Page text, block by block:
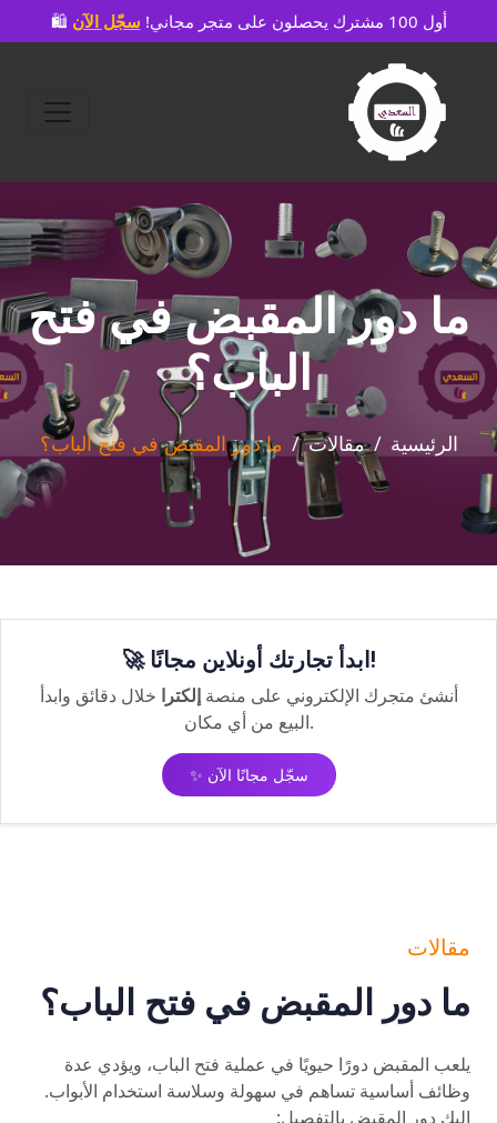
🛍️ أول 100 مشترك يحصلون على متجر مجاني! سجّل الآن
ما دور المقبض في فتح
الباب؟
ما دور المقبض في فتح الباب؟ مقالات الرئيسية
🚀 ابدأ تجارتك أونلاين مجانًا!
أنشئ متجرك الإلكتروني على منصةإلكترا خلال دقائق وابدأ
البيع من أي مكان.
✨ سجّل مجانًا الآن
مقالات
ما دور المقبض في فتح الباب؟
يلعب المقبض دورًا حيويًا في عملية فتح الباب، ويؤدي عدة
وظائف أساسية تساهم في سهولة وسلاسة استخدام الأبواب.
إليك دور المقبض بالتفصيل: